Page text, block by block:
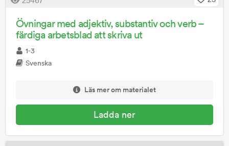
Övningar med adjektiv, substantiv och verb –
färdiga arbetsblad att skriva ut
1-3
Svenska
Läs mer om materialet
Ladda ner